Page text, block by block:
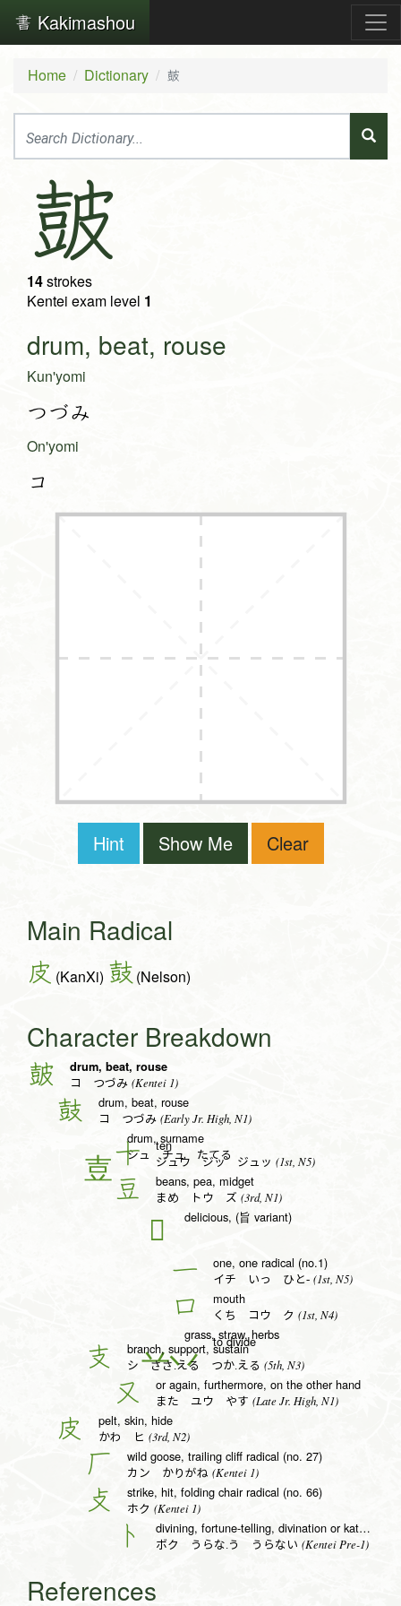
Kakimashou
Home Dictionary 皷
皷
14strokes
Kentei exam level 1
drum, beat, rouse
Kun'yomi
つづみ
On'yomi
コ
Hint Show Me Clear
Main Radical
皮 (KanXi) 鼓 (Nelson)
Character Breakdown
皷 drum, beat, rouse
コ つづみ (Kentei 1)
鼓 drum, beat, rouse
コ つづみ (Early Jr. High, N1)
drum, surname
シュ チュ たてる
十 ten
ジュウ ジッ ジュッ (1st, N5)
豆 beans, pea, midget
まめ トウ ズ (3rd, N1)
𠮛 delicious, (旨 variant)
一 one, one radical (no.1)
イチ いっ ひと- (1st, N5)
口 mouth
くち コウ ク (1st, N4)
grass, straw, herbs
to divide
支 branch, support, sustain
シ ささ.える つか.える (5th, N3)
又 or again, furthermore, on the other hand
また ユウ やす (Late Jr. High, N1)
皮 pelt, skin, hide
かわ ヒ (3rd, N2)
厂 wild goose, trailing cliff radical (no. 27)
カン かりがね (Kentei 1)
攴 strike, hit, folding chair radical (no. 66)
ホク (Kentei 1)
卜 divining, fortune-telling, divination or katakana to radical (no. 25)
ボク うらな.う うらない (Kentei Pre-1)
References